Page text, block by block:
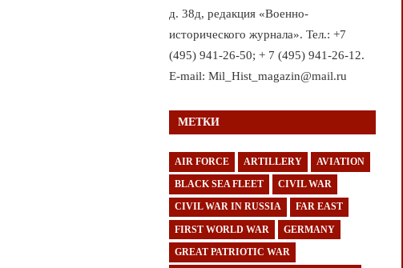
д. 38д, редакция «Военно-
исторического журнала». Тел.: +7
(495) 941-26-50; + 7 (495) 941-26-12.
E-mail: Mil_Hist_magazin@mail.ru
МЕТКИ
AIR FORCE ARTILLERY AVIATION
BLACK SEA FLEET CIVIL WAR
CIVIL WAR IN RUSSIA FAR EAST
FIRST WORLD WAR GERMANY
GREAT PATRIOTIC WAR